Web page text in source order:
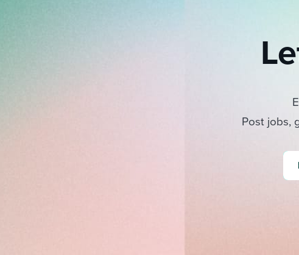
Post jobs,